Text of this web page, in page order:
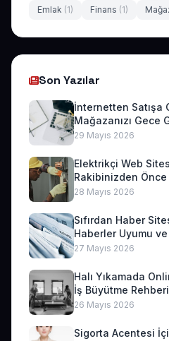
Emlak (1) Finans (1)
Son Yazılar
İnternetten Satışa
Mağazanızı Gece
29 Mayıs 2026
Elektrikçi Web
Rakibinizden Önce
28 Mayıs 2026
Sıfırdan Haber
Haberler Uyumu
27 Mayıs 2026
Halı Yıkamada
İş Büyütme Rehberi
26 Mayıs 2026
Sigorta Acentesi